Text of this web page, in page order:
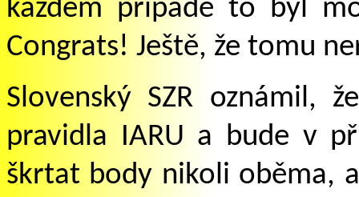
každém případě to byl
Congrats! Ještě, že tomu
Slovenský SZR oznámil,
pravidla IARU a bude v
škrtat body nikoli oběma,